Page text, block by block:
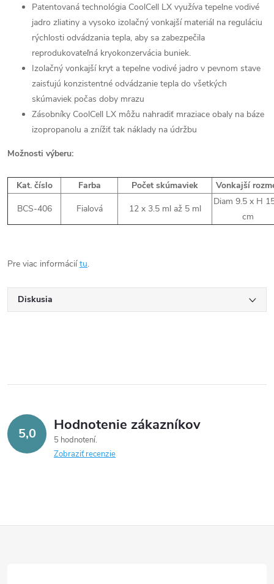
Patentovaná technológia CoolCell LX využíva tepelne vodivé
jadro zliatiny a vysoko izolačný vonkajší materiál na reguláciu
rýchlosti odvádzania tepla, aby sa zabezpečila
reprodukovateľná kryokonzervácia buniek.
Izolačný vonkajší kryt a tepelne vodivé jadro v pevnom stave
zaisťujú konzistentné odvádzanie tepla do všetkých
skúmaviek počas doby mrazu
Zásobníky CoolCell LX môžu nahradiť mraziace obaly na báze
izopropanolu a znížiť tak náklady na údržbu
Možnosti výberu:
Kat. číslo Farba Počet skúmaviek
Vonkajší
BCS-406
Fialová 12 x 3.5 ml až 5 ml
Diam 9.5 x H
cm
Pre viac informáciítu.
Diskusia
5,0 Hodnotenie zákazníkov
5 hodnotení
Zobraziť recenzie